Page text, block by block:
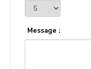
Message :